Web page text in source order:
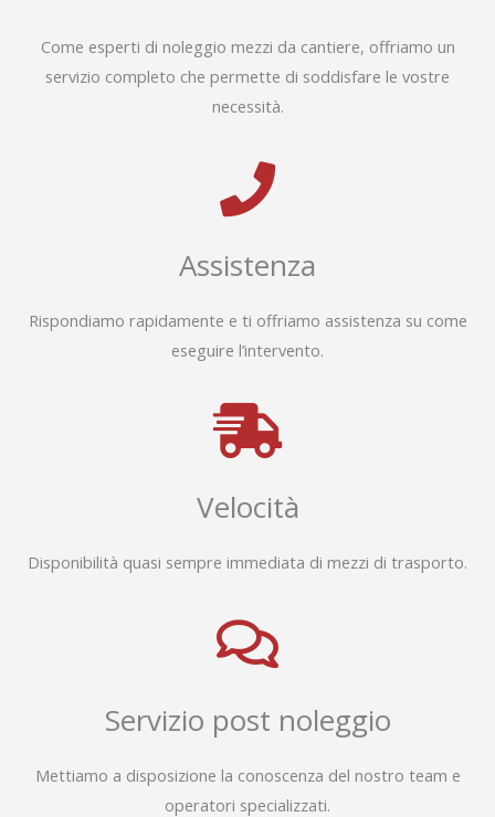
Come esperti di noleggio mezzi da cantiere, offriamo un
servizio completo che permette di soddisfare le vostre
necessità.
Assistenza
Rispondiamo rapidamente e ti offriamo assistenza su come
eseguire l’intervento.
Velocità
Disponibilità quasi sempre immediata di mezzi di trasporto.
Servizio post noleggio
Mettiamo a disposizione la conoscenza del nostro team e
operatori specializzati.